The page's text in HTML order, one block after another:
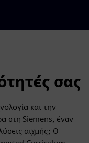
σας
και την
στη Siemens, έναν
αιχμής; Ο